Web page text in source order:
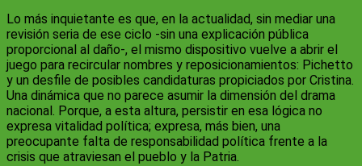
Lo más inquietante es que, en la actualidad, sin mediar una
revisión seria de ese ciclo -sin una explicación pública
proporcional al daño-, el mismo dispositivo vuelve a abrir el
juego para recircular nombres y reposicionamientos: Pichetto
y un desfile de posibles candidaturas propiciados por Cristina.
Una dinámica que no parece asumir la dimensión del drama
nacional. Porque, a esta altura, persistir en esa lógica no
expresa vitalidad política; expresa, más bien, una
preocupante falta de responsabilidad política frente a la
crisis que atraviesan el pueblo y la Patria.